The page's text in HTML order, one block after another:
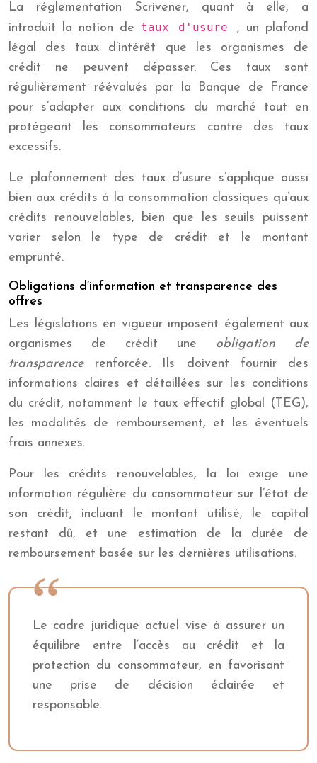
La réglementation Scrivener, quant à elle, a
introduit la notion de taux d'usure , un plafond
légal des taux d’intérêt que les organismes de
crédit ne peuvent dépasser. Ces taux sont
régulièrement réévalués par la Banque de France
pour s’adapter aux conditions du marché tout en
protégeant les consommateurs contre des taux
excessifs.
Le plafonnement des taux d’usure s’applique aussi
bien aux crédits à la consommation classiques qu’aux
crédits renouvelables, bien que les seuils puissent
varier selon le type de crédit et le montant
emprunté.
Obligations d’information et transparence des
offres
Les législations en vigueur imposent également aux
organismes de crédit une obligation de
transparence renforcée. Ils doivent fournir des
informations claires et détaillées sur les conditions
du crédit, notamment le taux effectif global (TEG),
les modalités de remboursement, et les éventuels
frais annexes.
Pour les crédits renouvelables, la loi exige une
information régulière du consommateur sur l’état de
son crédit, incluant le montant utilisé, le capital
restant dû, et une estimation de la durée de
remboursement basée sur les dernières utilisations.
Le cadre juridique actuel vise à assurer un
équilibre entre l’accès au crédit et la
protection du consommateur, en favorisant
une prise de décision éclairée et
responsable.